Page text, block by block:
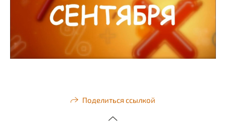
Поделиться ссылкой